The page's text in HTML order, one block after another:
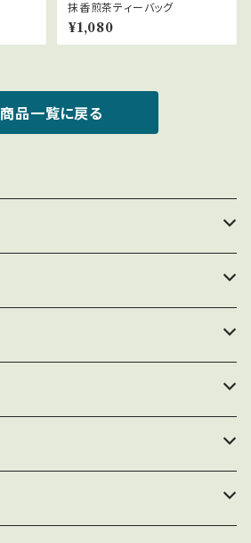
抹香煎茶ティーバッグ
¥1,080
商品一覧に戻る